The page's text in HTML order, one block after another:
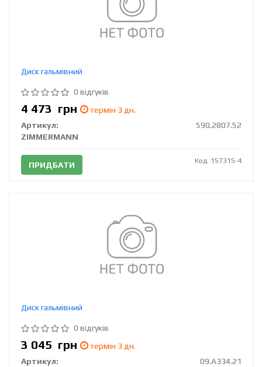
Диск гальмівний
0 відгуків
4 473 грн
термін 3 дн.
Артикул:
590.2807.52
ZIMMERMANN
ПРИДБАТИ Код: 157315-4
Диск гальмівний
0 відгуків
3 045 грн
термін 3 дн.
Артикул:
09.A334.21